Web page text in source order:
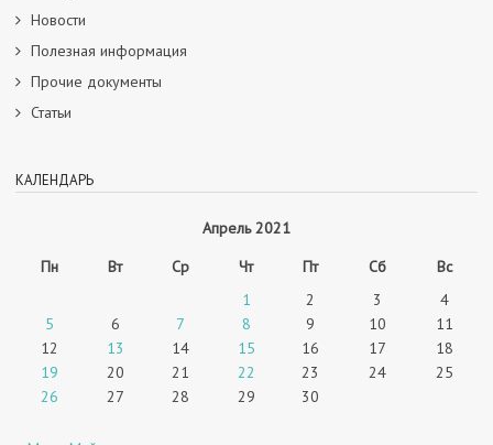
Новости
Полезная информация
Прочие документы
Статьи
КАЛЕНДАРЬ
Апрель 2021
Пн
Вт Ср Чт Пт Сб
Вс
1
2 3
4
5
6 7 8 9 10
11
12
13 14 15 16 17
18
19
20 21 22 23 24
25
26
27 28 29 30